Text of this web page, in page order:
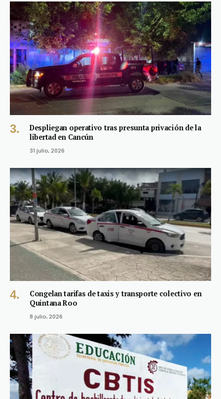
Despliegan operativo tras presunta privación de la
libertad en Cancún
31 julio, 2026
Congelan tarifas de taxis y transporte colectivo en
Quintana Roo
8 julio, 2026